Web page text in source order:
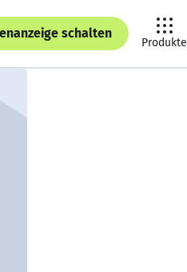
schalten
Produkte